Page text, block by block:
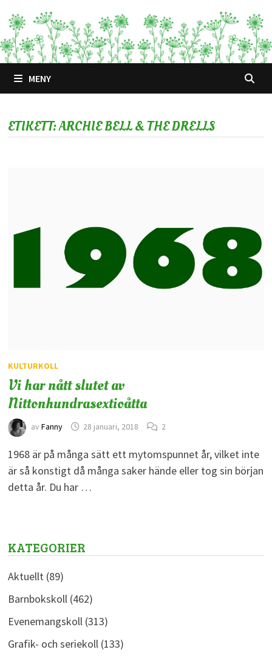
till
innehåll
MENY
ETIKETT:ARCHIE BELL & THE DRELLS
KULTURKOLL
Vi har nått slutet av
Nittonhundrasextioåtta
av Fanny 28 januari, 2018 2
1968 är på många sätt ett mytomspunnet år, vilket inte
är så konstigt då många saker hände eller tog sin början
detta år. Du har …
KATEGORIER
Aktuellt(89)
Barnbokskoll(462)
Evenemangskoll(313)
Grafik- och seriekoll(133)